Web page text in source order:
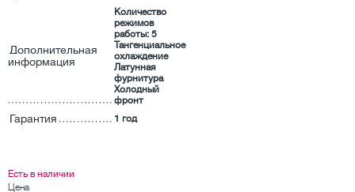
Дополнительная
информация
Количество
режимов
работы: 5
Тангенциальное
охлаждение
Латунная
фурнитура
Холодный
фронт
Гарантия 1 год
Есть в наличии
Цена